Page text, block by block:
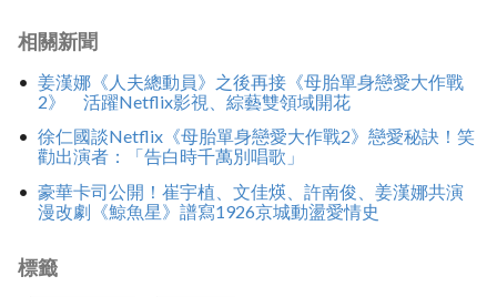
相關新聞
姜漢娜《人夫總動員》之後再接《母胎單身戀愛大作戰
2》 活躍Netflix影視、綜藝雙領域開花
徐仁國談Netflix《母胎單身戀愛大作戰2》戀愛秘訣！笑
勸出演者：「告白時千萬別唱歌」
豪華卡司公開！崔宇植、文佳煐、許南俊、姜漢娜共演
漫改劇《鯨魚星》譜寫1926京城動盪愛情史
標籤